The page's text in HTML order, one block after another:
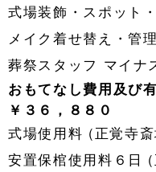
式場装飾・スポット
メイク着せ替え・管理
葬祭スタッフ マイナ
おもてなし費用及び
￥３６，８８０
式場使用料 (正覚寺
安置保棺使用料６日